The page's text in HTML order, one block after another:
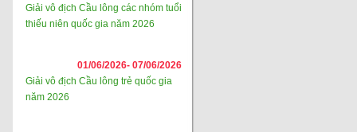
Giải vô địch Cầu lông các nhóm tuổi
thiếu niên quốc gia năm 2026
01/06/2026- 07/06/2026
Giải vô địch Cầu lông trẻ quốc gia
năm 2026